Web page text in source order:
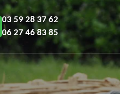
03 59 28 37 62
06 27 46 83 85